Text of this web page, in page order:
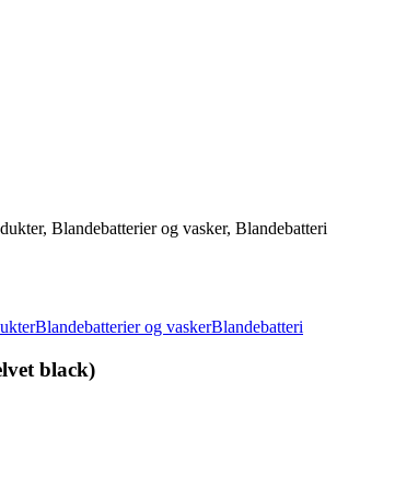
Blandebatterier og vasker, Blandebatteri
Blandebatterier og vaskerBlandebatteri
black)